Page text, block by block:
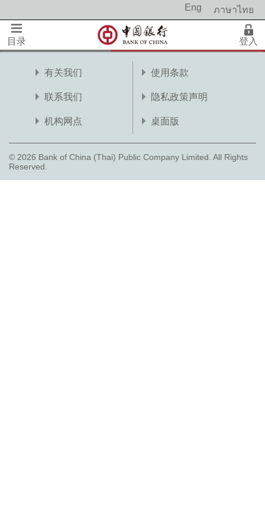
Eng ภาษาไทย
目录 登入
有关我们
联系我们
机构网点
使用条款
隐私政策声明
桌面版
© 2026 Bank of China (Thai) Public Company Limited. All Rights
Reserved.